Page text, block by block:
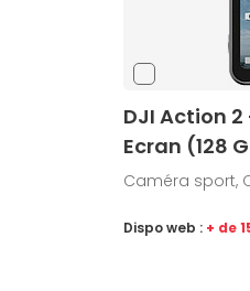
DJI Action
Ecran (128
Caméra sport,
Dispo web : + de